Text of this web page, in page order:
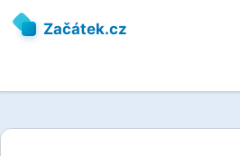
Začátek.cz